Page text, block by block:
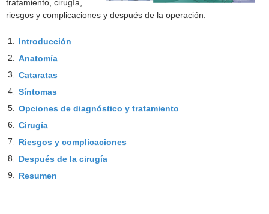
tratamiento, cirugía,
riesgos y complicaciones y después de la operación.
1. Introducción
2. Anatomía
3. Cataratas
4. Síntomas
5. Opciones de diagnóstico y tratamiento
6. Cirugía
7. Riesgos y complicaciones
8. Después de la cirugía
9. Resumen